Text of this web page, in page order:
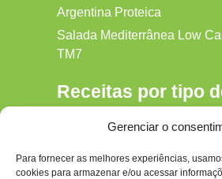
Gerenciar o
Para fornecer as melhores experiências,
cookies para armazenar e/ou acessar
Argentina Proteica
Salada Mediterrânea Low
TM7
Receitas por tipo
Gluten‑free